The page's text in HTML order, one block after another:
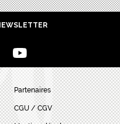
Partenaires
CGU / CGV